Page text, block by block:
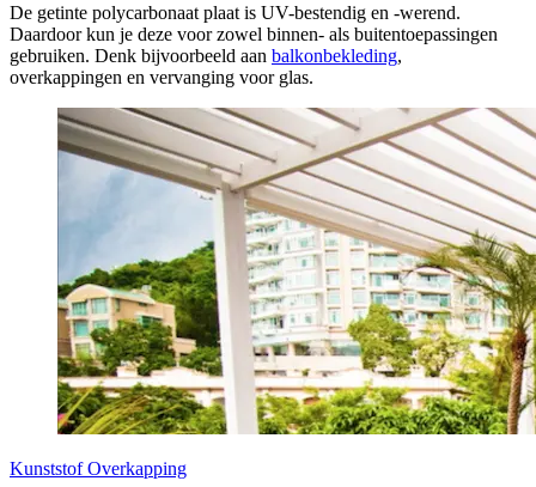
De getinte polycarbonaat plaat is UV-bestendig en -werend.
Daardoor kun je deze voor zowel binnen- als buitentoepassingen
gebruiken. Denk bijvoorbeeld aan balkonbekleding,
overkappingen en vervanging voor glas.
Kunststof Overkapping